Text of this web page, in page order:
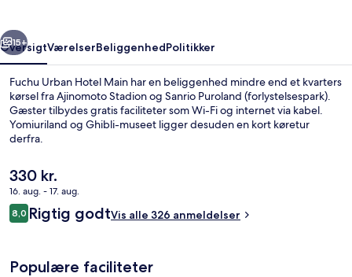
Kombination af bruser/badekar,
Næste
15+
OversigtVærelserBeliggenhedPolitikker
Fuchu Urban Hotel Main har en beliggenhed mindre end et kvarters
kørsel fra Ajinomoto Stadion og Sanrio Puroland (forlystelsespark).
Gæster tilbydes gratis faciliteter som Wi-Fi og internet via kabel.
Yomiuriland og Ghibli-museet ligger desuden en kort køretur
derfra.
Den
nuværende
pris
er
330 kr.
16. aug. - 17. aug.
Anmeldelser
8,08,0 ud af 10.
Rigtig godtVis alle 326 anmeldelser
Populære faciliteter